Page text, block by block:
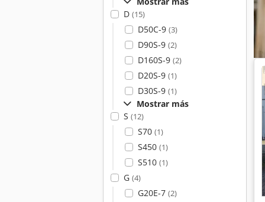
D (15)
D50C-9 (3)
D90S-9 (2)
D160S-9 (2)
D20S-9 (1)
D30S-9 (1)
Mostrar más
S (12)
S70 (1)
S450 (1)
S510 (1)
G (4)
G20E-7 (2)